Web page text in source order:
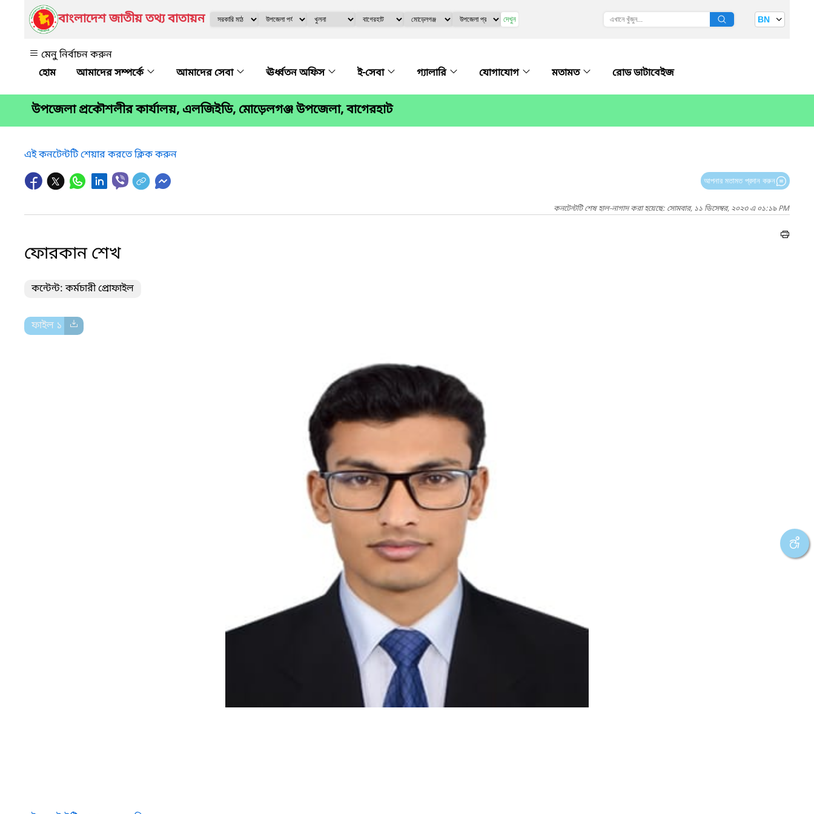
বাংলাদেশ জাতীয় তথ্য বাতায়ন দেখুন BN
মেনু নির্বাচন করুন
আমাদের সম্পর্কে
আমাদের সেবা ঊর্ধ্বতন অফিস ই-সেবা গ্যালারি যোগাযোগ মতামত রোড ডাটাবেইজ
উপজেলা প্রকৌশলীর কার্যালয়, এলজিইডি, মোড়েলগঞ্জ উপজেলা, বাগেরহাট
এই কনটেন্টটি শেয়ার করতে ক্লিক করুন
আপনার মতামত প্রদান করুন
কনটেন্টটি শেষ হাল-নাগাদ করা হয়েছে: সোমবার, ১১ ডিসেম্বর, ২০২৩ এ ০১:১৯ PM
ফোরকান শেখ
কন্টেন্ট: কর্মচারী প্রোফাইল
ফাইল ১